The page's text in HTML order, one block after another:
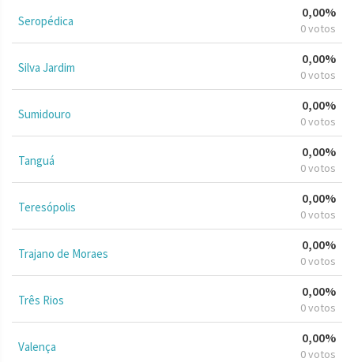
Seropédica
0,00%
0 votos
Silva Jardim
0,00%
0 votos
Sumidouro
0,00%
0 votos
Tanguá
0,00%
0 votos
Teresópolis
0,00%
0 votos
Trajano de Moraes
0,00%
0 votos
Três Rios
0,00%
0 votos
Valença
0,00%
0 votos